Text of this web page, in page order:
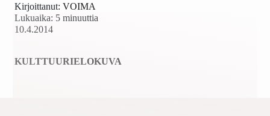
10.4.2014
Kirjoittanut: VOIMA
Lukuaika: 5 minuuttia
KULTTUURIELOKUVA